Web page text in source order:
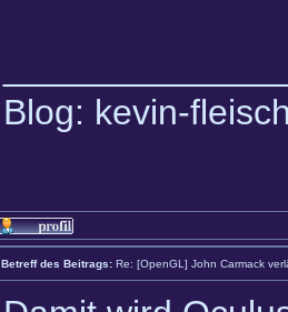
Blog: kevin-
Betreff des Beitrags: Re: [OpenGL] John Carmack